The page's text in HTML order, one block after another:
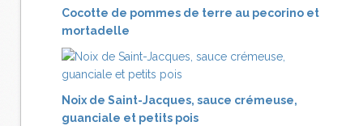
Cocotte de pommes de terre au pecorino et
mortadelle
Noix de Saint-Jacques, sauce crémeuse,
guanciale et petits pois